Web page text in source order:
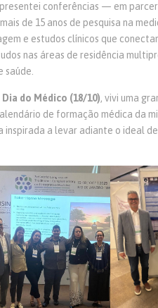
conferências — em
de 15 anos de pesquisa na
e estudos clínicos que
nas áreas de residência
saúde.
Dia do Médico (18/10), vivi uma
de formação médica da
inspirada a levar adiante o ideal